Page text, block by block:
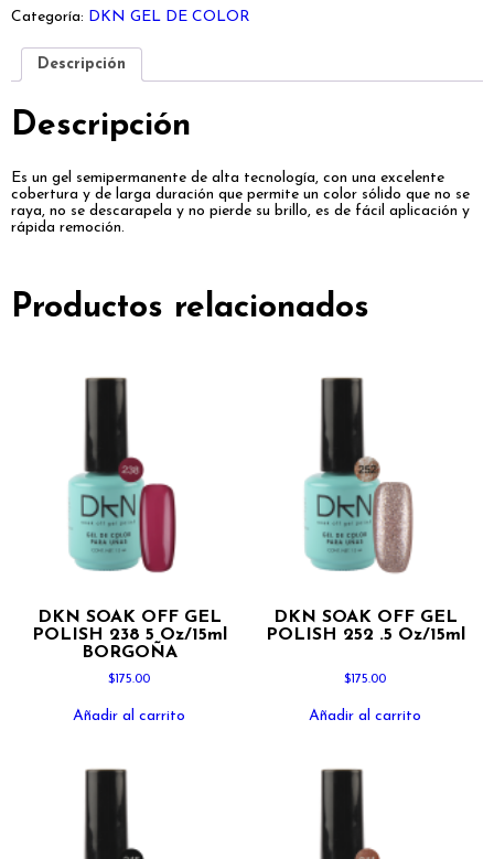
cantidad
Categoría: DKN GEL DE COLOR
Descripción
Descripción
Es un gel semipermanente de alta tecnología, con una excelente
cobertura y de larga duración que permite un color sólido que no se
raya, no se descarapela y no pierde su brillo, es de fácil aplicación y
rápida remoción.
Productos relacionados
DKN SOAK OFF GEL
POLISH 238 5 Oz/15ml
BORGOÑA
$175.00
Añadir al carrito
DKN SOAK OFF GEL
POLISH 252 .5 Oz/15ml
$175.00
Añadir al carrito